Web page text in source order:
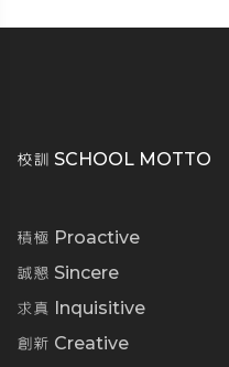
校訓 SCHOOL MOTTO
積極 Proactive
誠懇 Sincere
求真 Inquisitive
創新 Creative